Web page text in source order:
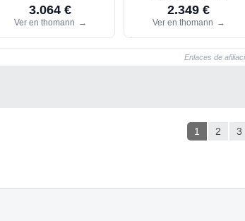
3.064 €
Ver en thomann →
2.349 €
Ver en thomann →
Enlaces de
1 2 3